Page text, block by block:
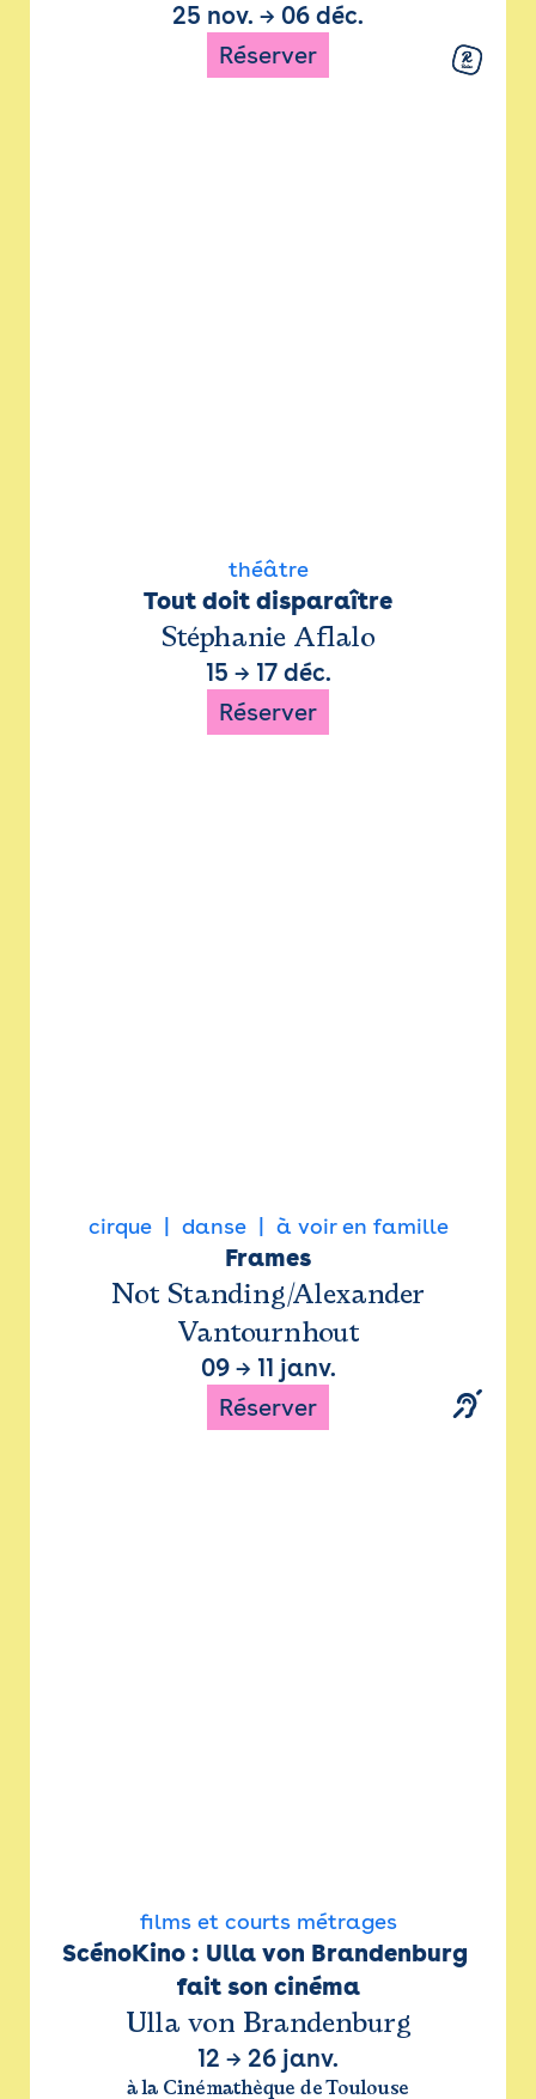
25 nov. → 06 déc.
Réserver
théâtre
Tout doit disparaître
Stéphanie Aflalo
15 → 17 déc.
Réserver
cirque danse à voir en famille
Frames
Not Standing/Alexander
Vantournhout
09→ 11 janv.
Réserver
films et courts métrages
ScénoKino : Ulla von Brandenburg
fait son cinéma
Ulla von Brandenburg
12 → 26 janv.
à la Cinémathèque de Toulouse